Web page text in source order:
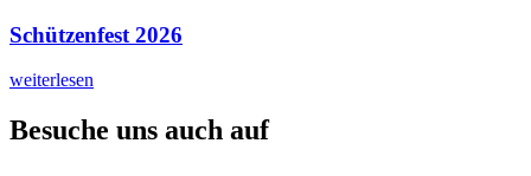
Schützenfest 2026
weiterlesen
Besuche uns auch auf